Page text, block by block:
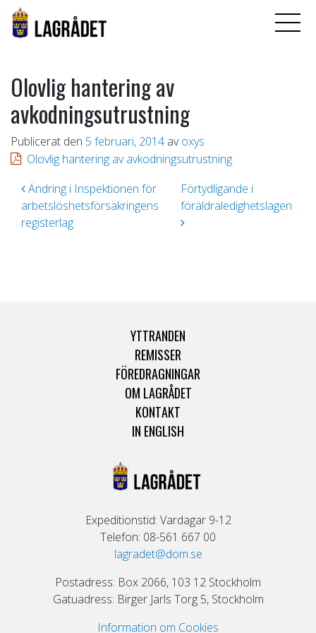
Olovlig hantering av
avkodningsutrustning
Publicerat den 5 februari, 2014 av oxys
Olovlig hantering av avkodningsutrustning
Inläggsnavigering
Ändring i Inspektionen för
arbetslöshetsförsäkringens
registerlag
Förtydligande i
föräldraledighetslagen
YTTRANDEN
REMISSER
FÖREDRAGNINGAR
OM LAGRÅDET
KONTAKT
IN ENGLISH
Expeditionstid: Vardagar 9-12
Telefon: 08-561 667 00
lagradet@dom.se
Postadress: Box 2066, 103 12 Stockholm
Gatuadress: Birger Jarls Torg 5, Stockholm
Information om Cookies